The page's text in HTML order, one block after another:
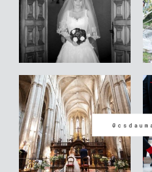
Site internet
Leduc